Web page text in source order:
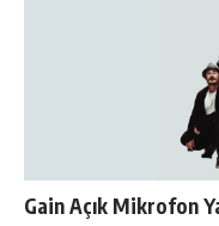
Gain Açık Mikrofon